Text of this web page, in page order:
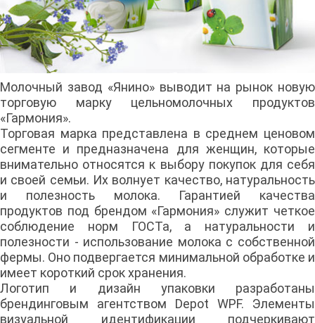
Молочный завод «Янино» выводит на рынок новую
торговую марку цельномолочных продуктов
«Гармония».
Торговая марка представлена в среднем ценовом
сегменте и предназначена для женщин, которые
внимательно относятся к выбору покупок для себя
и своей семьи. Их волнует качество, натуральность
и полезность молока. Гарантией качества
продуктов под брендом «Гармония» служит четкое
соблюдение норм ГОСТа, а натуральности и
полезности - использование молока с собственной
фермы. Оно подвергается минимальной обработке и
имеет короткий срок хранения.
Логотип и дизайн упаковки разработаны
брендинговым агентством Depot WPF. Элементы
визуальной идентификации подчеркивают